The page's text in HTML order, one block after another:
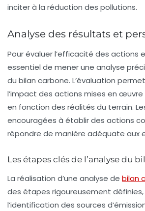
inciter à la réduction des pollutions.
Analyse des résultats et
Pour évaluer l’efficacité des actions
essentiel de mener une analyse
du bilan carbone. L’évaluation
l’impact des actions mises en
en fonction des réalités du terrain.
encouragées à établir des actions
répondre de manière adéquate aux
Les étapes clés de l’analyse du
La réalisation d’une analyse de bilan
des étapes rigoureusement
l’identification des sources